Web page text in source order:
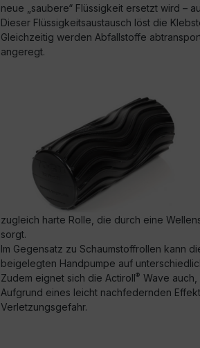
neue „saubere“ Flüssigkeit ersetzt wird –
Dieser Flüssigkeitsaustausch löst die
Gleichzeitig werden Abfallstoffe
angeregt.
zugleich harte Rolle, die durch eine
sorgt.
Im Gegensatz zu Schaumstoffrollen kann
beigelegten Handpumpe auf
Zudem eignet sich die Actiroll® Wave
Aufgrund eines leicht nachfedernden
Verletzungsgefahr.